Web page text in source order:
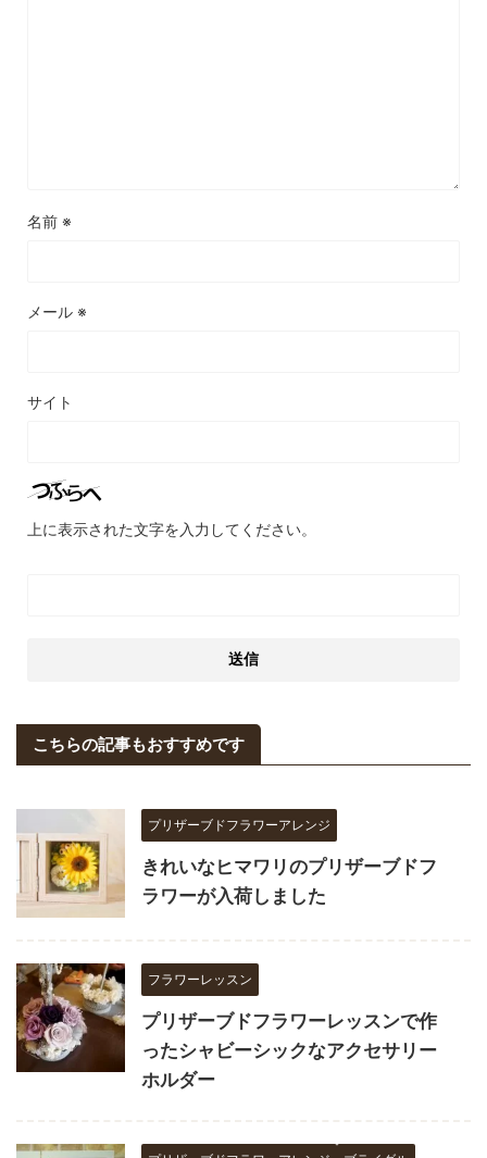
名前 ※
メール ※
サイト
上に表示された文字を入力してください。
こちらの記事もおすすめです
プリザーブドフラワーアレンジ
きれいなヒマワリのプリザーブドフ
ラワーが入荷しました
フラワーレッスン
プリザーブドフラワーレッスンで作
ったシャビーシックなアクセサリー
ホルダー